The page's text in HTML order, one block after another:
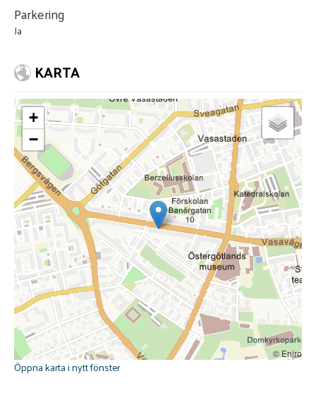
Parkering
Ja
KARTA
© Eniro
+
−
Öppna karta i nytt fönster